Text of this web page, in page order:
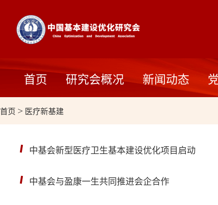
首页 研究会概况 新闻动态
首页 > 医疗新基建
中基会新型医疗卫生基本建设优化项目启动
中基会与盈康一生共同推进会企合作